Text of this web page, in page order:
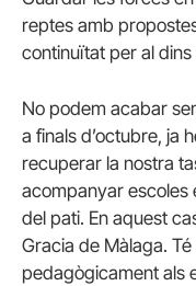
reptes amb
continuïtat per al
No podem acabar
a finals d’octubre, ja
recuperar la nostra
acompanyar escoles
del pati. En aquest
Gracia de Màlaga.
pedagògicament als